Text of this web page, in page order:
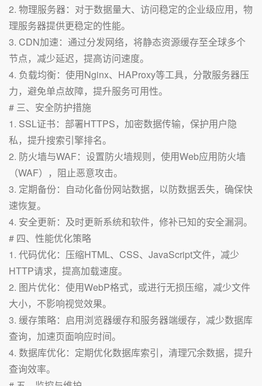
2. 物理服务器：对于数据量大、访问稳定的企业级应用，物
理服务器提供更稳定的性能。
3. CDN加速：通过分发网络，将静态资源缓存至全球多个
节点，减少延迟，提高访问速度。
4. 负载均衡：使用Nginx、HAProxy等工具，分散服务器压
力，避免单点故障，提升服务可用性。
# 三、安全防护措施
1. SSL证书：部署HTTPS，加密数据传输，保护用户隐
私，提升搜索引擎排名。
2. 防火墙与WAF：设置防火墙规则，使用Web应用防火墙
（WAF），阻止恶意攻击。
3. 定期备份：自动化备份网站数据，以防数据丢失，确保快
速恢复。
4. 安全更新：及时更新系统和软件，修补已知的安全漏洞。
# 四、性能优化策略
1. 代码优化：压缩HTML、CSS、JavaScript文件，减少
HTTP请求，提高加载速度。
2. 图片优化：使用WebP格式，或进行无损压缩，减少文件
大小，不影响视觉效果。
3. 缓存策略：启用浏览器缓存和服务器端缓存，减少数据库
查询，加速页面响应时间。
4. 数据库优化：定期优化数据库索引，清理冗余数据，提升
查询效率。